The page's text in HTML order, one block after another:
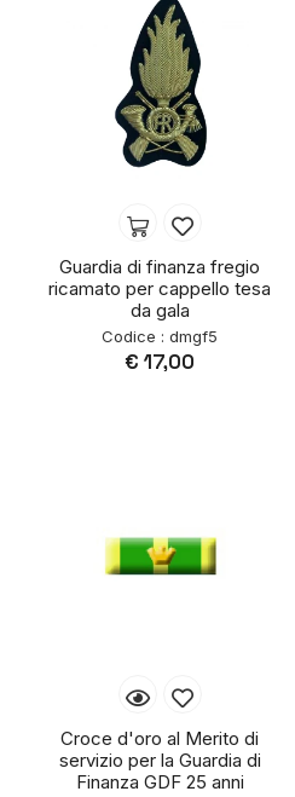
Guardia di finanza fregio
ricamato per cappello tesa
da gala
Codice : dmgf5
€ 17,00
Croce d'oro al Merito di
servizio per la Guardia di
Finanza GDF 25 anni